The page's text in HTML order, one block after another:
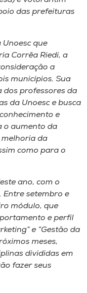
das prefeituras
que
Corrêa Riedi, a
a
municípios. Sua
dos professores da
da Unoesc e busca
e
o aumento da
melhoria da
como para o
ano, com o
setembro e
módulo, que
e perfil
e “Gestão da
meses,
divididas em
fazer seus